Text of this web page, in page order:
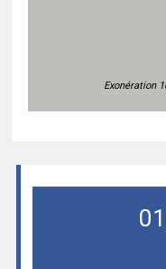
Exonération